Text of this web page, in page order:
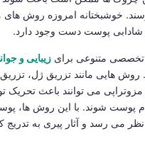
خوشبختانه امروزه روش های
شادابی پوست دست وجود دارد.
تخصصی متنوعی برای زیبایی و
هایی مانند تزریق ژل، تزریق
می توانند باعث تحریک
پوست شوند. با این روش ها،
می رسد و آثار پیری به تدریج